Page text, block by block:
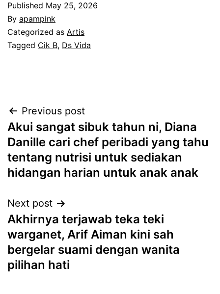
Published May 25, 2026
By apampink
Categorized as Artis
Tagged Cik B, Ds Vida
Post
navigation
Previous post
Akui sangat sibuk tahun ni, Diana
Danille cari chef peribadi yang tahu
tentang nutrisi untuk sediakan
hidangan harian untuk anak anak
Next post
Akhirnya terjawab teka teki
warganet, Arif Aiman kini sah
bergelar suami dengan wanita
pilihan hati